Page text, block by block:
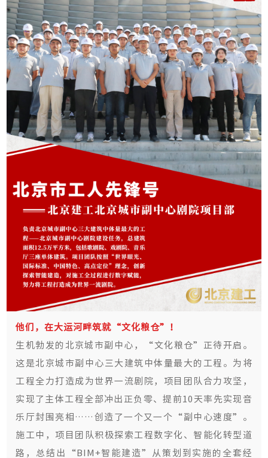
他们，在大运河畔筑就“文化粮仓”！
生机勃发的北京城市副中心，“文化粮仓”正待开启。
这是北京城市副中心三大建筑中体量最大的工程。为将
工程全力打造成为世界一流剧院，项目团队合力攻坚，
实现了主体工程全部冲出正负零、提前10天率先实现音
乐厅封围亮相……创造了一个又一个“副中心速度”。
施工中，项目团队积极探索工程数字化、智能化转型道
路，总结出“BIM+智能建造”从策划到实施的全套经